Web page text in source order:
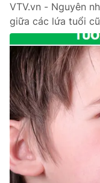
VTV.vn - Nguyên
giữa các lứa tuổi